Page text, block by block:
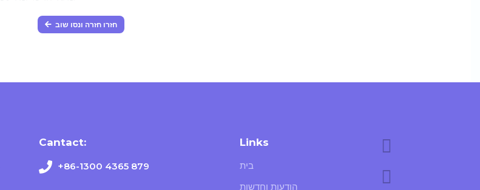
חזרו חזרה ונסו שוב
Cantact:
+86-1300 4365 879
Links
בית
הודעות וחדשות